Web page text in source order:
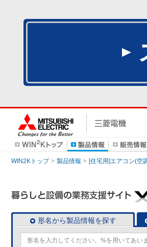
WIN2Kトップ 製品情報 [住宅用]エアコン(空
形名から製品情報を探す